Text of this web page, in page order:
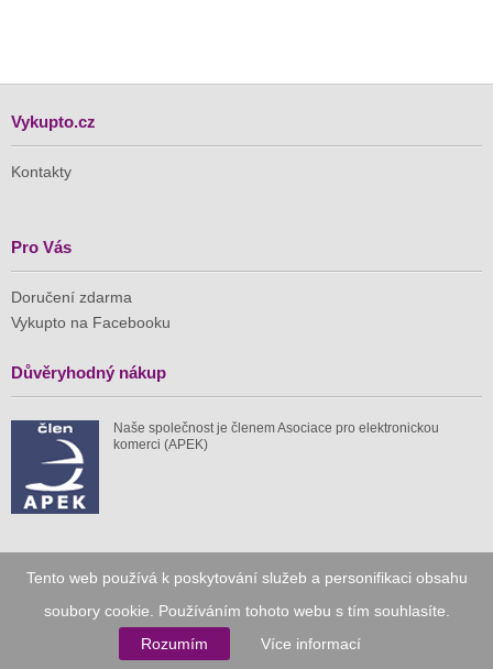
Tento web používá k poskytování služeb a personifikaci obsahu
soubory cookie. Používáním tohoto webu s tím souhlasíte.
Rozumím
Více informací
Vykupto.cz
Kontakty
Pro Vás
Doručení zdarma
Vykupto na Facebooku
Důvěryhodný nákup
Naše společnost je členem Asociace pro elektronickou
komerci (APEK)
59 tis. 1 511 mil.
ušetřeno nákupy